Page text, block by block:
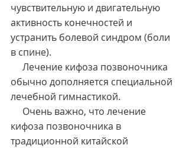
чувствительную и двигательную
активность конечностей и
устранить болевой синдром (боли
в спине).
обычно дополняется специальной
лечебной гимнастикой.
кифоза позвоночника в
традиционной китайской